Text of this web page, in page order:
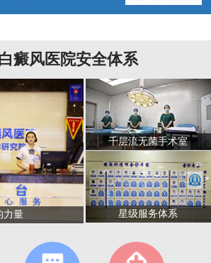
癜风医院安全体系
力量
千层流无菌手术室
星级服务体系